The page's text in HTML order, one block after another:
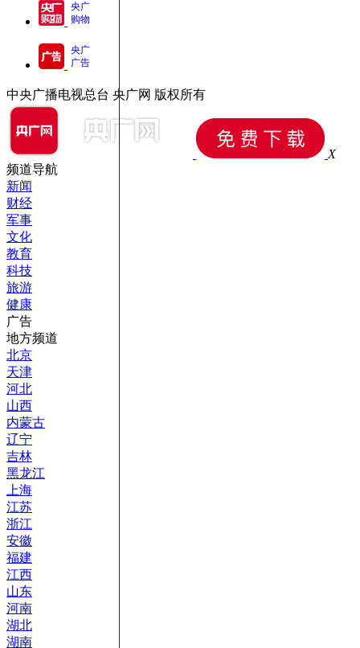
央广
购物
央广
广告
中央广播电视总台 央广网 版权所有
X
频道导航
新闻
财经
军事
文化
教育
科技
旅游
健康
广告
地方频道
北京
天津
河北
山西
内蒙古
辽宁
吉林
黑龙江
上海
江苏
浙江
安徽
福建
江西
山东
河南
湖北
湖南